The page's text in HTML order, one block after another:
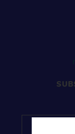
Pel que